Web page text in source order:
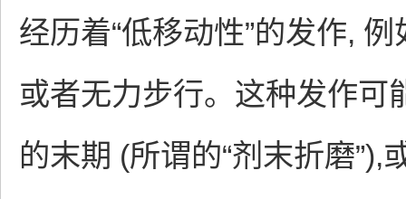
经历着“低移动性”的发作,
或者无力步行。这种发作可
的末期 (所谓的“剂末折磨